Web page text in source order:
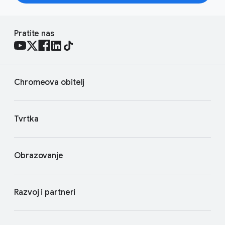
Pratite nas
Chromeova obitelj
Tvrtka
Obrazovanje
Razvoj i partneri